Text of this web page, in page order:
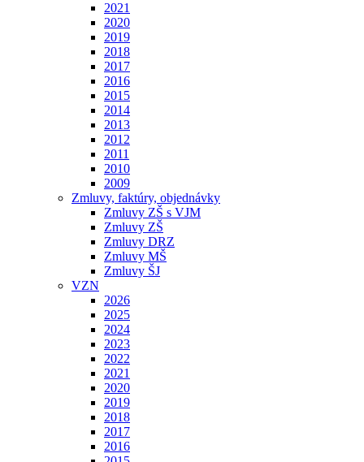
2021
2020
2019
2018
2017
2016
2015
2014
2013
2012
2011
2010
2009
Zmluvy, faktúry, objednávky
Zmluvy ZŠ s VJM
Zmluvy ZŠ
Zmluvy DRZ
Zmluvy MŠ
Zmluvy ŠJ
VZN
2026
2025
2024
2023
2022
2021
2020
2019
2018
2017
2016